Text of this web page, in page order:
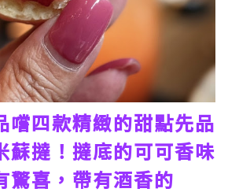
嚐四款精緻的甜點先品
蘇撻！撻底的可可香味
驚喜，帶有酒香的